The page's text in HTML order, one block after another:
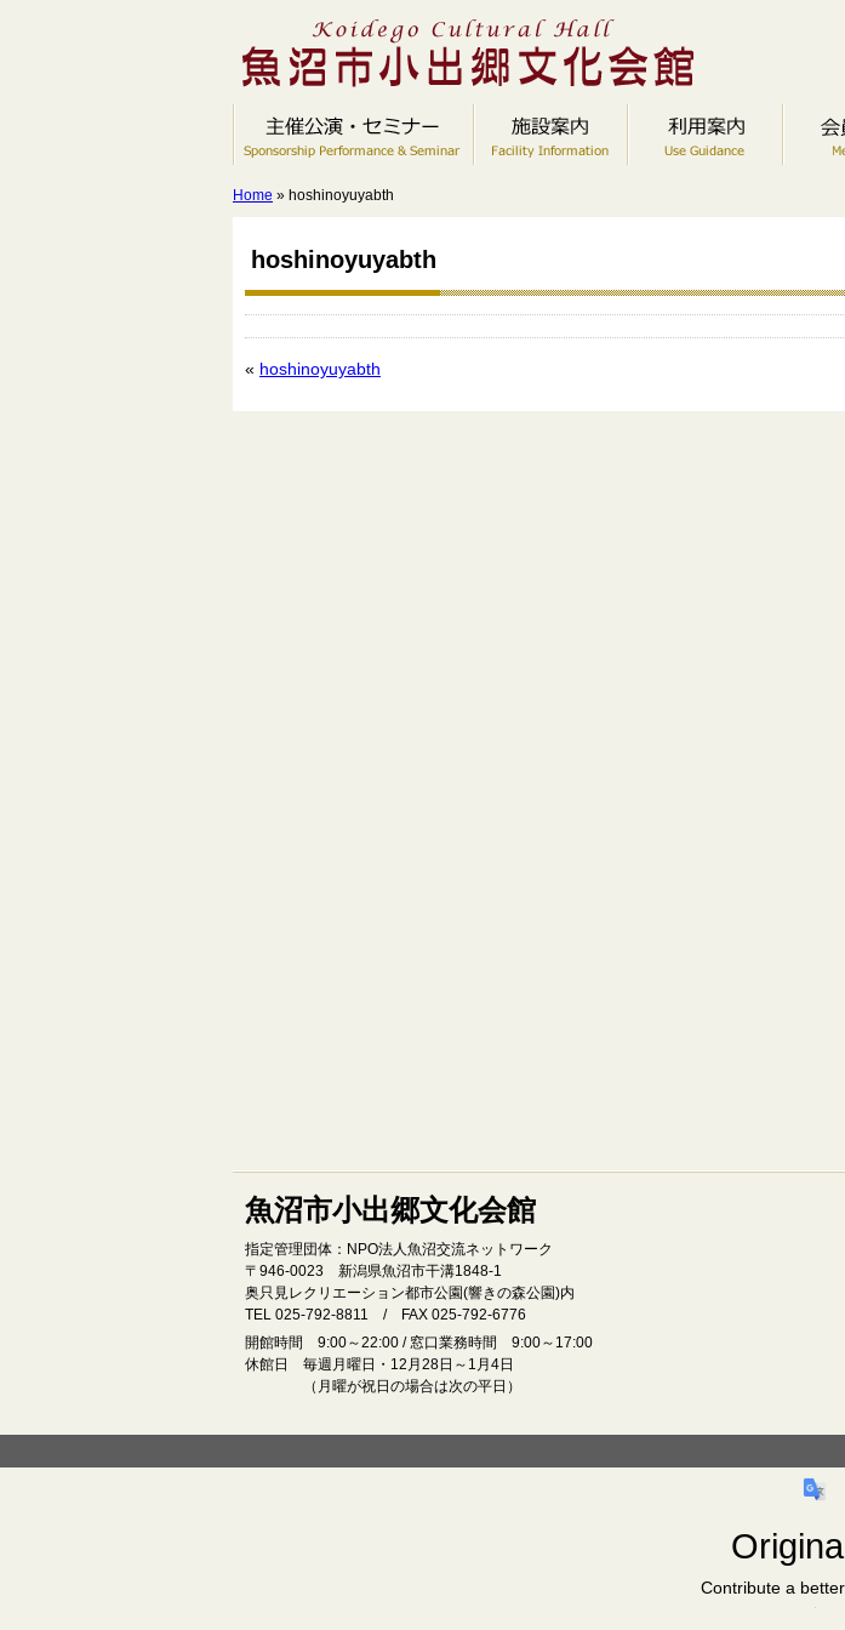
Home » hoshinoyuyabth
hoshinoyuyabth
« hoshinoyuyabth
魚沼市小出郷文化会館
指定管理団体：NPO法人魚沼交流ネットワーク
〒946‐0023 新潟県魚沼市干溝1848‐1
奥只見レクリエーション都市公園(響きの森公園)内
TEL 025-792-8811 / FAX 025-792-6776
開館時間 9:00～22:00 / 窓口業務時間 9:00～17:00
休館日 毎週月曜日・12月28日～1月4日
（月曜が祝日の場合は次の平日）
Contribute a